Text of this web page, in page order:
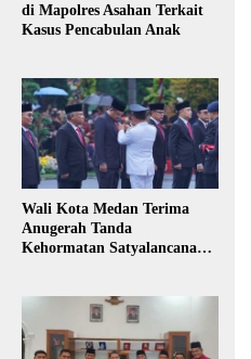
di Mapolres Asahan Terkait
Kasus Pencabulan Anak
Wali Kota Medan Terima
Anugerah Tanda
Kehormatan Satyalancana